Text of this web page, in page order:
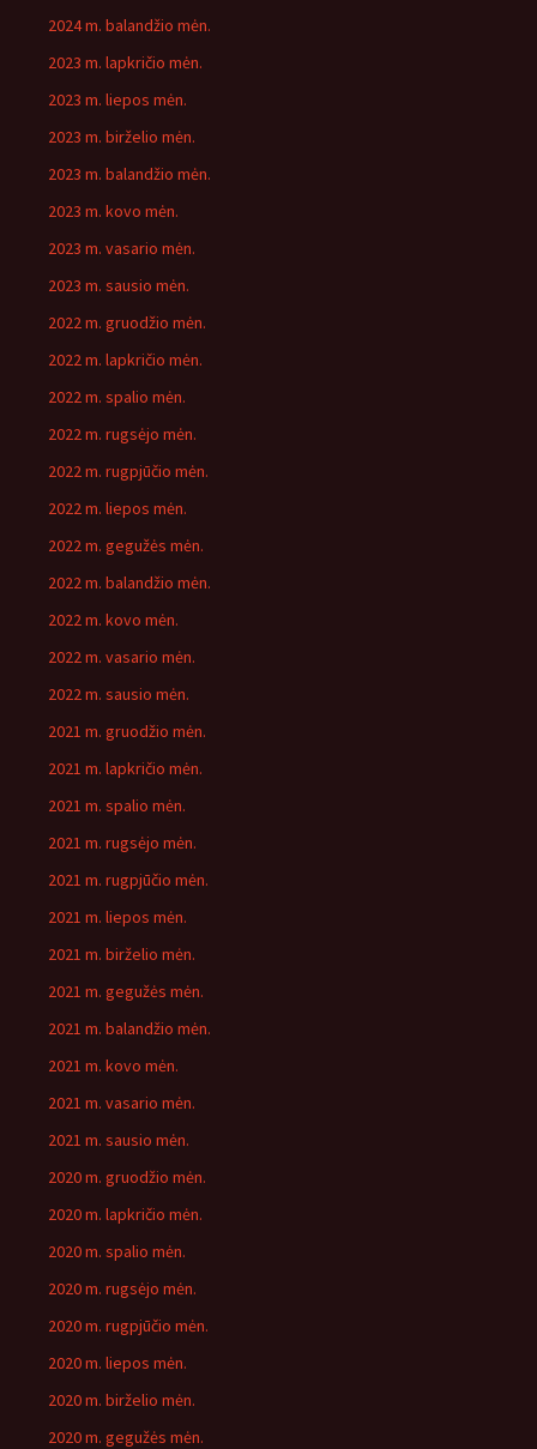
2024 m. balandžio mėn.
2023 m. lapkričio mėn.
2023 m. liepos mėn.
2023 m. birželio mėn.
2023 m. balandžio mėn.
2023 m. kovo mėn.
2023 m. vasario mėn.
2023 m. sausio mėn.
2022 m. gruodžio mėn.
2022 m. lapkričio mėn.
2022 m. spalio mėn.
2022 m. rugsėjo mėn.
2022 m. rugpjūčio mėn.
2022 m. liepos mėn.
2022 m. gegužės mėn.
2022 m. balandžio mėn.
2022 m. kovo mėn.
2022 m. vasario mėn.
2022 m. sausio mėn.
2021 m. gruodžio mėn.
2021 m. lapkričio mėn.
2021 m. spalio mėn.
2021 m. rugsėjo mėn.
2021 m. rugpjūčio mėn.
2021 m. liepos mėn.
2021 m. birželio mėn.
2021 m. gegužės mėn.
2021 m. balandžio mėn.
2021 m. kovo mėn.
2021 m. vasario mėn.
2021 m. sausio mėn.
2020 m. gruodžio mėn.
2020 m. lapkričio mėn.
2020 m. spalio mėn.
2020 m. rugsėjo mėn.
2020 m. rugpjūčio mėn.
2020 m. liepos mėn.
2020 m. birželio mėn.
2020 m. gegužės mėn.